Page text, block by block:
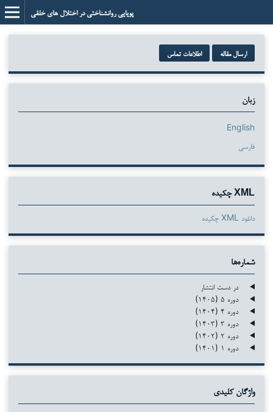
پویایی روانشناختی در اختلال های خلقی
ارسال مقاله اطلاعات تماس
زبان
English
فارسی
XML چکیده
دانلود XML چکیده
شماره‌ها
در دست انتشار
دوره ۵ (۱۴۰۵)
دوره ۴ (۱۴۰۴)
دوره ۳ (۱۴۰۳)
دوره ۲ (۱۴۰۲)
دوره ۱ (۱۴۰۱)
واژگان کلیدی